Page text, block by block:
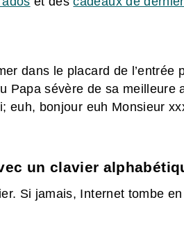
dans le placard de l’entrée
Papa sévère de sa meilleure
bonjour euh Monsieur
un clavier
Si jamais, Internet tombe